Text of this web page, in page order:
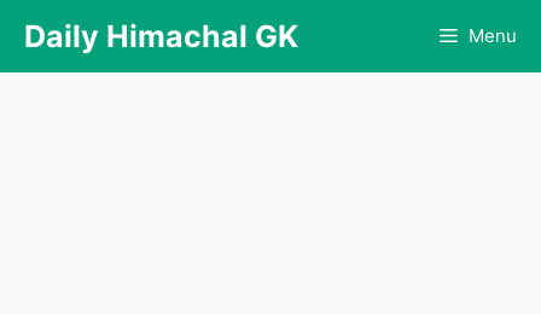
content
Daily Himachal GK Menu